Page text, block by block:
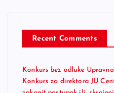
Recent Comments
Konkurs bez odluke
Konkurs za direktora JU